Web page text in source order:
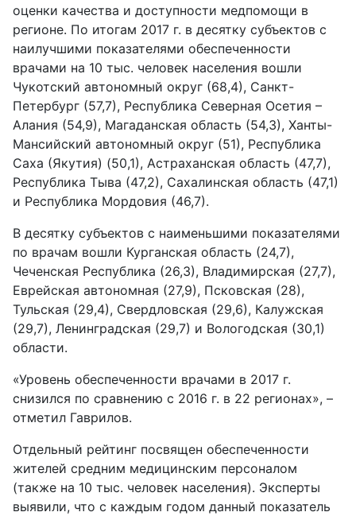
оценки качества и доступности медпомощи в
регионе. По итогам 2017 г. в десятку субъектов с
наилучшими показателями обеспеченности
врачами на 10 тыс. человек населения вошли
Чукотский автономный округ (68,4), Санкт-
Петербург (57,7), Республика Северная Осетия –
Алания (54,9), Магаданская область (54,3), Ханты-
Мансийский автономный округ (51), Республика
Саха (Якутия) (50,1), Астраханская область (47,7),
Республика Тыва (47,2), Сахалинская область (47,1)
и Республика Мордовия (46,7).
В десятку субъектов с наименьшими показателями
по врачам вошли Курганская область (24,7),
Чеченская Республика (26,3), Владимирская (27,7),
Еврейская автономная (27,9), Псковская (28),
Тульская (29,4), Свердловская (29,6), Калужская
(29,7), Ленинградская (29,7) и Вологодская (30,1)
области.
«Уровень обеспеченности врачами в 2017 г.
снизился по сравнению с 2016 г. в 22 регионах», –
отметил Гаврилов.
Отдельный рейтинг посвящен обеспеченности
жителей средним медицинским персоналом
(также на 10 тыс. человек населения). Эксперты
выявили, что с каждым годом данный показатель